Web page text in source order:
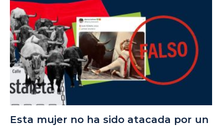
Esta mujer no ha sido atacada por un